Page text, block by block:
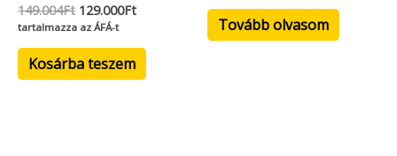
149.004Ft 129.000Ft
tartalmazza az ÁFÁ-t
Kosárba teszem
Tovább olvasom